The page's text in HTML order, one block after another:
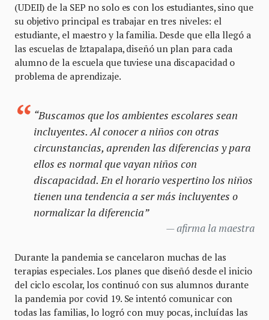
(UDEII) de la SEP no solo es con los estudiantes, sino que
su objetivo principal es trabajar en tres niveles: el
estudiante, el maestro y la familia. Desde que ella llegó a
las escuelas de Iztapalapa, diseñó un plan para cada
alumno de la escuela que tuviese una discapacidad o
problema de aprendizaje.
“Buscamos que los ambientes escolares sean
incluyentes. Al conocer a niños con otras
circunstancias, aprenden las diferencias y para
ellos es normal que vayan niños con
discapacidad. En el horario vespertino los niños
tienen una tendencia a ser más incluyentes o
normalizar la diferencia”
afirma la maestra
Durante la pandemia se cancelaron muchas de las
terapias especiales. Los planes que diseñó desde el inicio
del ciclo escolar, los continuó con sus alumnos durante
la pandemia por covid 19. Se intentó comunicar con
todas las familias, lo logró con muy pocas, incluídas las